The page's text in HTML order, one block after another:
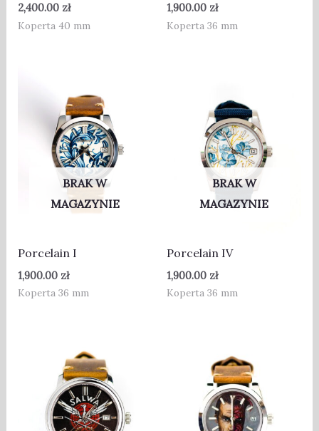
2,400.00 zł
Koperta 40 mm
1,900.00 zł
Koperta 36 mm
BRAK W
MAGAZYNIE
Porcelain I
1,900.00 zł
Koperta 36 mm
BRAK W
MAGAZYNIE
Porcelain IV
1,900.00 zł
Koperta 36 mm